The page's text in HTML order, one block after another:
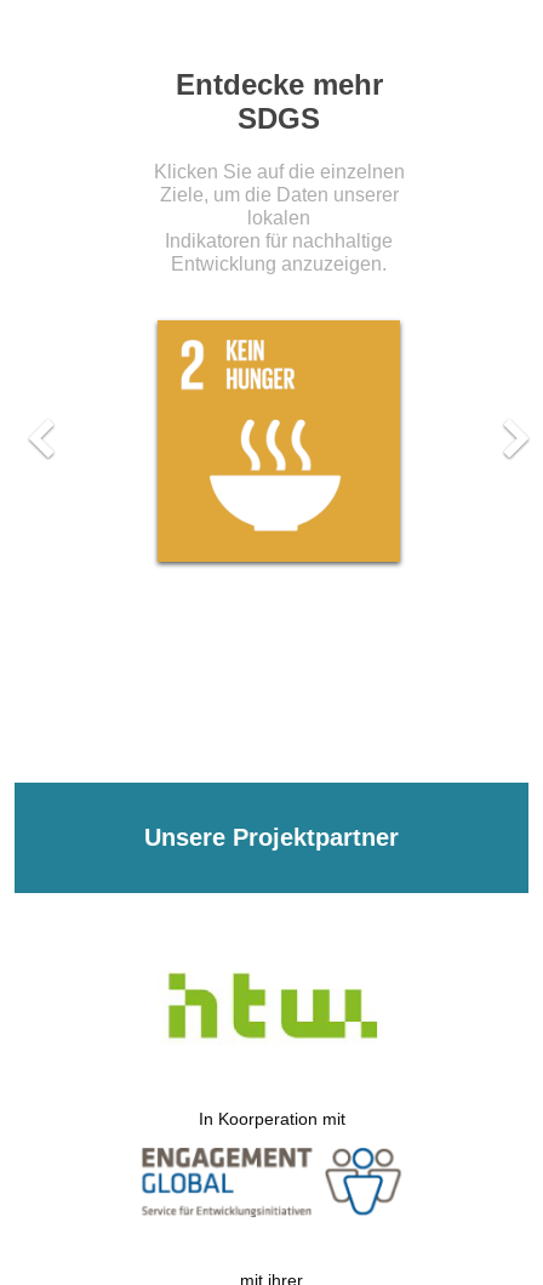
Entdecke mehr
SDGS
Klicken Sie auf die einzelnen
Ziele, um die Daten unserer
lokalen
Indikatoren für nachhaltige
Entwicklung anzuzeigen.
Previous
Unsere Projektpartner
In Koorperation mit
mit ihrer